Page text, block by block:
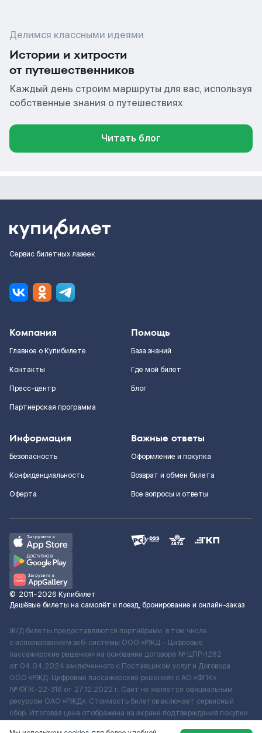
Делимся классными идеями
Истории и хитрости
от путешественников
Каждый день строим маршруты для вас, используя
собственные знания о путешествиях
Читать блог
Сервис билетных лазеек
Компания
Главное о Купибилете
Контакты
Пресс-центр
Партнерская программа
Помощь
База знаний
Где мой билет
Блог
Информация
Безопасность
Конфиденциальность
Оферта
Важные ответы
Оформление и покупка
Возврат и обмен билета
Все вопросы и ответы
© 2011–2026 Купибилет
Дешёвые билеты на самолёт и поезд, бронирование и онлайн-заказ
Ж/Д билеты предоставляются партнёрами, в том числе
с использованием веб-системы ООО «РЖД – Цифровые
пассажирские решения» на основании договора № ЦПР-1282
от 04.04.2024 заключенного с Поставщиком услуг и Договора
ООО «РЖД-Цифровые пассажирские решения» c АО «ФПК»
№ ФПК-22-316 от 27.12.2022 г. Сайт не является официальным
ресурсом ОАО «РЖД». Стоимость билетов включает сервисный
сбор. Итоговая цена отображена на экране подтверждения покупки.